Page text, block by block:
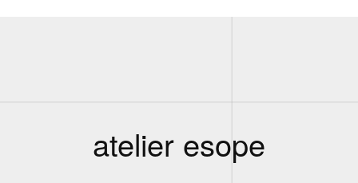
atelier esope